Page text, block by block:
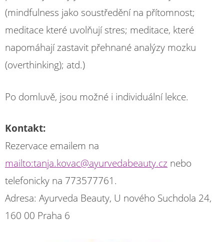
(mindfulness jako soustředění na přítomnost;
meditace které uvolňují stres; meditace, které
napomáhají zastavit přehnané analýzy mozku
(overthinking); atd.)
Po domluvě, jsou možné i individuální lekce.
Kontakt:
Rezervace emailem na
mailto:tanja.kovac@ayurvedabeauty.cz nebo
telefonicky na 773577761.
Adresa: Ayurveda Beauty, U nového Suchdola 24,
160 00 Praha 6